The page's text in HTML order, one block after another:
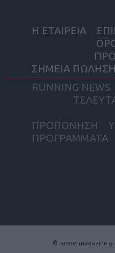
Η ΕΤΑΙΡΕΙΑ
ΣΗΜΕΙΑ
RUNNING NEWS
ΠΡΟΠΟΝΗΣΗ
ΠΡΟΓΡΑΜΜΑΤΑ
© runnermagazine.gr